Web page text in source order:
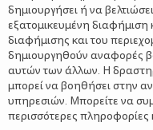
δημιουργήσει ή να
εξατομικευμένη
διαφήμισης και του
δημιουργηθούν αναφορές
αυτών των άλλων. Η
μπορεί να βοηθήσει στην
υπηρεσιών. Μπορείτε να
περισσότερες